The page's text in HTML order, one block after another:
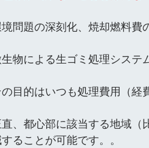
問題の深刻化、焼却燃料費
物による生ゴミ処理システ
の目的はいつも処理費用（経
直、都心部に該当する地域（
ることが可能です。。